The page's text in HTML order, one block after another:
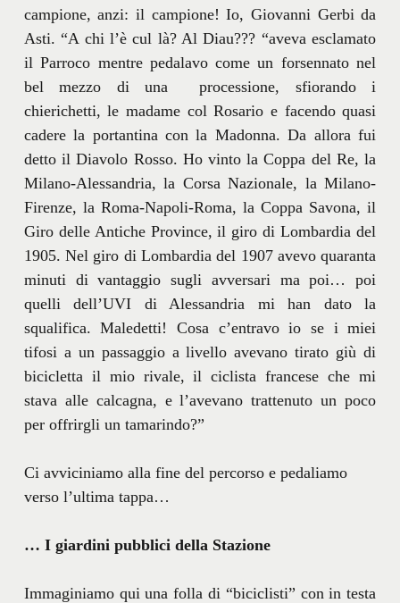
campione, anzi: il campione! Io, Giovanni Gerbi da
Asti. “A chi l’è cul là? Al Diau??? “aveva esclamato
il Parroco mentre pedalavo come un forsennato nel
bel mezzo di una processione, sfiorando i
chierichetti, le madame col Rosario e facendo quasi
cadere la portantina con la Madonna. Da allora fui
detto il Diavolo Rosso. Ho vinto la Coppa del Re, la
Milano-Alessandria, la Corsa Nazionale, la Milano-
Firenze, la Roma-Napoli-Roma, la Coppa Savona, il
Giro delle Antiche Province, il giro di Lombardia del
1905. Nel giro di Lombardia del 1907 avevo quaranta
minuti di vantaggio sugli avversari ma poi… poi
quelli dell’UVI di Alessandria mi han dato la
squalifica. Maledetti! Cosa c’entravo io se i miei
tifosi a un passaggio a livello avevano tirato giù di
bicicletta il mio rivale, il ciclista francese che mi
stava alle calcagna, e l’avevano trattenuto un poco
per offrirgli un tamarindo?”
Ci avviciniamo alla fine del percorso e pedaliamo
verso l’ultima tappa…
… I giardini pubblici della Stazione
Immaginiamo qui una folla di “biciclisti” con in testa